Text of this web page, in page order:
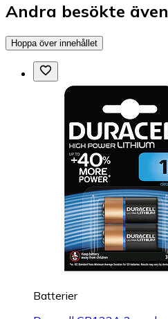
Andra besökte även
Hoppa över innehållet
Batterier